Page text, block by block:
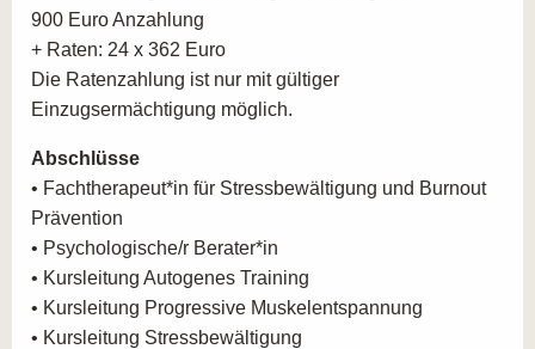
PRÄVENTION IN LEIPZIG
Stressbewältigung in der Praxis:
Sie in praxisorientierten Szenarien mit realen
entwickeln können.
Diagnostische Instrumente:Erfahren Sie, wie Sie
diagnostische Werkzeuge nutzen können, um Stress
und Burnout frühzeitig zu erkennen und Ihre
Klienten*innen entsprechend zu unterstützen.
Burnout-Prävention durch Selbstmanagement:
Entwickeln Sie Programme, die auf
900 Euro Anzahlung
+ Raten: 24 x 362 Euro
Die Ratenzahlung ist nur mit gültiger
Einzugsermächtigung möglich.
Abschlüsse
• Fachtherapeut*in für Stressbewältigung und Burnout
Prävention
• Psychologische/r Berater*in
• Kursleitung Autogenes Training
• Kursleitung Progressive Muskelentspannung
• Kursleitung Stressbewältigung